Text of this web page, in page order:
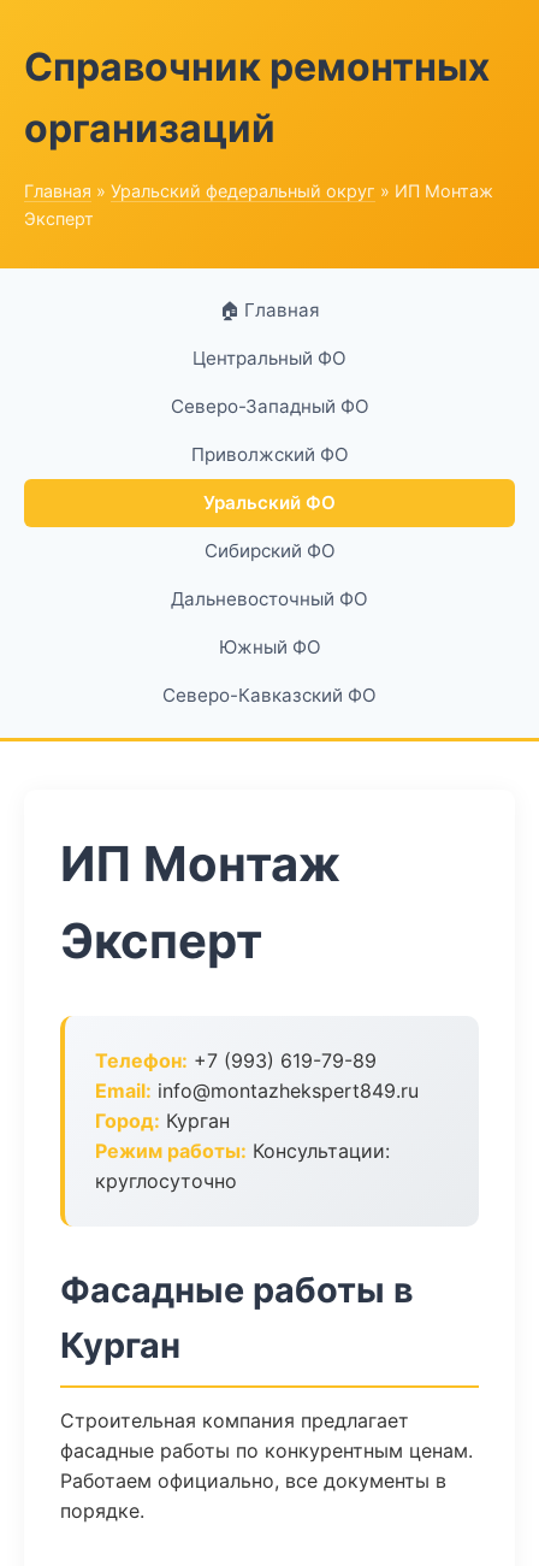
Справочник ремонтных
организаций
Главная » Уральский федеральный округ » ИП Монтаж
Эксперт
🏠 Главная
Центральный ФО
Северо-Западный ФО
Приволжский ФО
Уральский ФО
Сибирский ФО
Дальневосточный ФО
Южный ФО
Северо-Кавказский ФО
ИП Монтаж
Эксперт
Телефон: +7 (993) 619-79-89
Email: info@montazhekspert849.ru
Город: Курган
Режим работы: Консультации:
круглосуточно
Фасадные работы в
Курган
Строительная компания предлагает
фасадные работы по конкурентным ценам.
Работаем официально, все документы в
порядке.